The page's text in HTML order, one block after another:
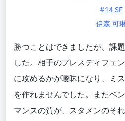
#14 SF
伊森 可琳
勝つことはできましたが、課
した。相手のプレスディフェ
に攻めるかが曖昧になり、ミ
を作れませんでした。またベ
マンスの質が、スタメンのそ